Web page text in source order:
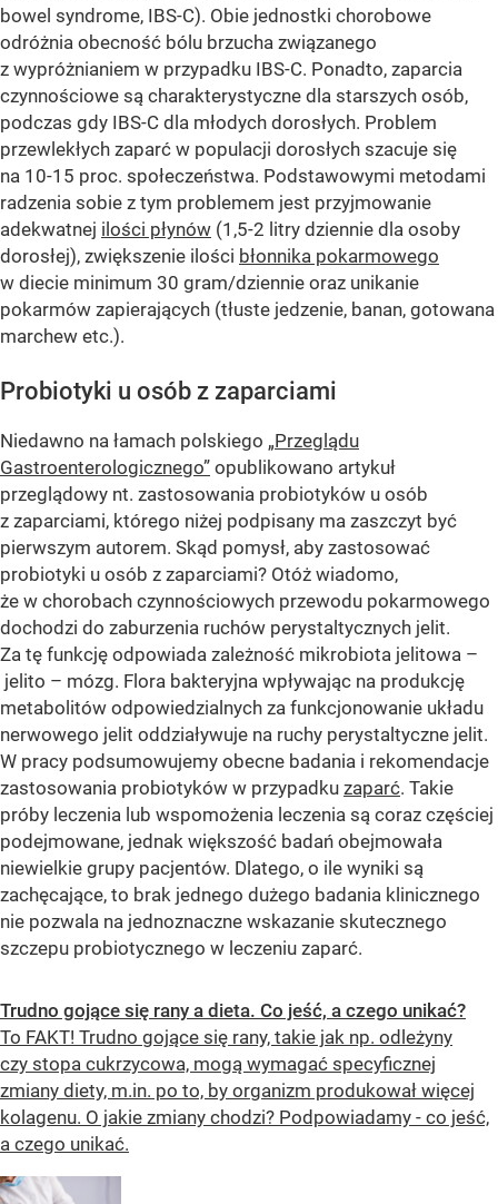
bowel syndrome, IBS-C). Obie jednostki chorobowe
odróżnia obecność bólu brzucha związanego
z wypróżnianiem w przypadku IBS-C. Ponadto, zaparcia
czynnościowe są charakterystyczne dla starszych osób,
podczas gdy IBS-C dla młodych dorosłych. Problem
przewlekłych zaparć w populacji dorosłych szacuje się
na 10-15 proc. społeczeństwa. Podstawowymi metodami
radzenia sobie z tym problemem jest przyjmowanie
adekwatnej ilości płynów (1,5-2 litry dziennie dla osoby
dorosłej), zwiększenie ilości błonnika pokarmowego
w diecie minimum 30 gram/dziennie oraz unikanie
pokarmów zapierających (tłuste jedzenie, banan, gotowana
marchew etc.).
Probiotyki u osób z zaparciami
Niedawno na łamach polskiego „Przeglądu
Gastroenterologicznego” opublikowano artykuł
przeglądowy nt. zastosowania probiotyków u osób
z zaparciami, którego niżej podpisany ma zaszczyt być
pierwszym autorem. Skąd pomysł, aby zastosować
probiotyki u osób z zaparciami? Otóż wiadomo,
że w chorobach czynnościowych przewodu pokarmowego
dochodzi do zaburzenia ruchów perystaltycznych jelit.
Za tę funkcję odpowiada zależność mikrobiota jelitowa –
jelito – mózg. Flora bakteryjna wpływając na produkcję
metabolitów odpowiedzialnych za funkcjonowanie układu
nerwowego jelit oddziaływuje na ruchy perystaltyczne jelit.
W pracy podsumowujemy obecne badania i rekomendacje
zastosowania probiotyków w przypadku zaparć. Takie
próby leczenia lub wspomożenia leczenia są coraz częściej
podejmowane, jednak większość badań obejmowała
niewielkie grupy pacjentów. Dlatego, o ile wyniki są
zachęcające, to brak jednego dużego badania klinicznego
nie pozwala na jednoznaczne wskazanie skutecznego
szczepu probiotycznego w leczeniu zaparć.
Trudno gojące się rany a dieta. Co jeść, a czego unikać?
To FAKT! Trudno gojące się rany, takie jak np. odleżyny
czy stopa cukrzycowa, mogą wymagać specyficznej
zmiany diety, m.in. po to, by organizm produkował więcej
kolagenu. O jakie zmiany chodzi? Podpowiadamy - co jeść,
a czego unikać.